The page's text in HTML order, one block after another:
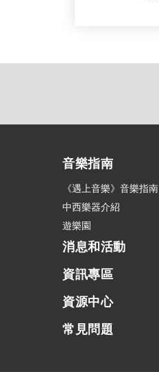
音樂指南
《遇上音樂》音樂指南
中西樂器介紹
遊樂園
消息和活動
資訊專區
資源中心
常見問題